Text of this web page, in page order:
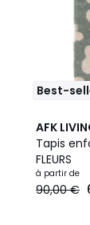
Best-
AFK
Tapis
FLEURS
à partir de
90,00 €
5
/
5
3
Couleurs